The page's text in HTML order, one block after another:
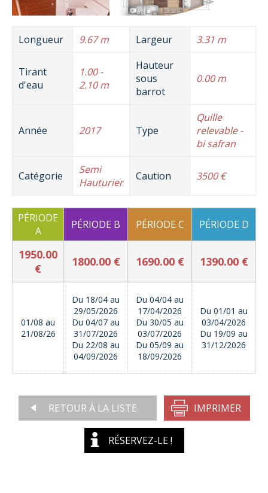
Longueur 9.67 m Largeur 3.31 m
Tirant
d'eau
1.00 -
2.10 m
Hauteur
sous
barrot
0.00 m
Année 2017 Type
Quille
relevable -
bi safran
Catégorie
Semi
Hauturier
Caution 3500 €
PÉRIODE
A
PÉRIODE B PÉRIODE C PÉRIODE D
1950.00
€
1800.00 € 1690.00 € 1390.00 €
01/08 au
21/08/26
Du 18/04 au
29/05/2026
Du 04/07 au
31/07/2026
Du 22/08 au
04/09/2026
Du 04/04 au
17/04/2026
Du 30/05 au
03/07/2026
Du 05/09 au
18/09/2026
Du 01/01 au
03/04/2026
Du 19/09 au
31/12/2026
RETOUR À LA LISTE IMPRIMER
RÉSERVEZ-LE !